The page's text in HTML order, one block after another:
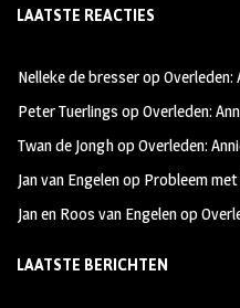
b
oo
k
ag
m
tt
LAATSTE REACTIES
Nelleke de bresseropOverleden:
Peter Tuerlings opOverleden:
Twan de JonghopOverleden:
Jan van Engelenop Probleem
Jan en Roos van Engelenop
LAATSTE BERICHTEN